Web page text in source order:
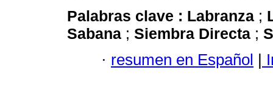
Palabras clave : Labranza ;
Sabana ; Siembra Directa ;
· resumen en Español |